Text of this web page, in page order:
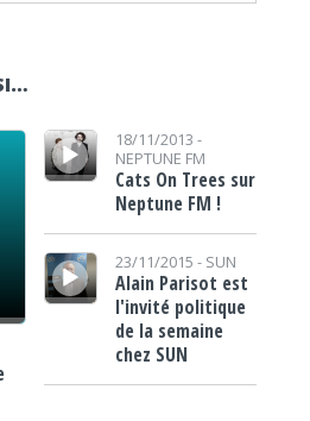
Lecteur audio18/11/2013 -
NEPTUNE FM
Cats On Trees sur
Neptune FM !
Lecteur audio
23/11/2015 - SUN
Alain Parisot est
l'invité politique
de la semaine
chez SUN